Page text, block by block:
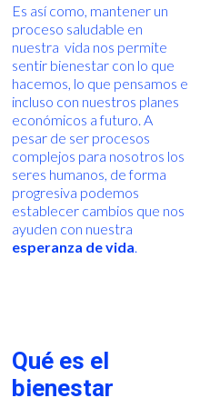
Es así como, mantener un
proceso saludable en
nuestra vida nos permite
sentir bienestar con lo que
hacemos, lo que pensamos e
incluso con nuestros planes
económicos a futuro. A
pesar de ser procesos
complejos para nosotros los
seres humanos, de forma
progresiva podemos
establecer cambios que nos
ayuden con nuestra
esperanza de vida.
Qué es el
bienestar